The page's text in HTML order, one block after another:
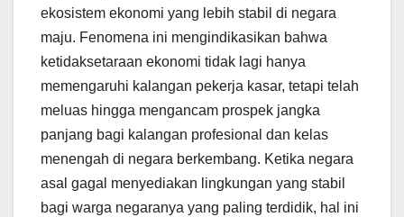
ekosistem ekonomi yang lebih stabil di negara
maju. Fenomena ini mengindikasikan bahwa
ketidaksetaraan ekonomi tidak lagi hanya
memengaruhi kalangan pekerja kasar, tetapi telah
meluas hingga mengancam prospek jangka
panjang bagi kalangan profesional dan kelas
menengah di negara berkembang. Ketika negara
asal gagal menyediakan lingkungan yang stabil
bagi warga negaranya yang paling terdidik, hal ini